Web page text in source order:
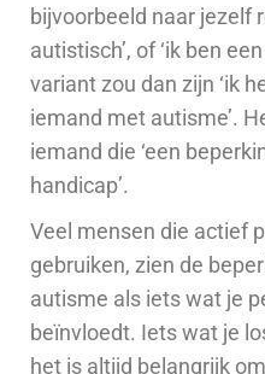
bijvoorbeeld naar jezelf
autistisch’, of ‘ik ben
variant zou dan zijn ‘ik
iemand met autisme’.
iemand die ‘een
handicap’.
Veel mensen die actief
gebruiken, zien de
autisme als iets wat je
beïnvloedt. Iets wat je
het is altijd belangrijk